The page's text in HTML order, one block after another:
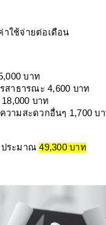
ใช้จ่ายต่อเดือน
บาท
สาธารณะ 4,600 บาท
บาท
วามสะดวกอื่นๆ 1,700 บ
ประมาณ49,300 บาท